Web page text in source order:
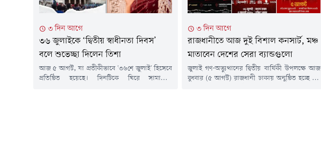
৩ দিন আগে
৩৬ জুলাইকে ‘দ্বিতীয় স্বাধীনতা দিবস’
বলে শুভেচ্ছা দিলেন তিশা
আজ ৫ আগস্ট, যা প্রতীকীভাবে '৩৬শে জুলাই' হিসেবে
প্রতিষ্ঠিত হয়েছে। দিনটিকে ঘিরে সামাজিক
৩ দিন আগে
রাজধানীতে আজ দুই বিশাল কনসার্ট, মঞ্চ
মাতাবেন দেশের সেরা ব্যান্ডগুলো
জুলাই গণ-অভ্যুত্থানের দ্বিতীয় বার্ষিকী উপলক্ষে আজ
বুধবার (৫ আগস্ট) রাজধানী ঢাকায় অনুষ্ঠিত হচ্ছে দুটি